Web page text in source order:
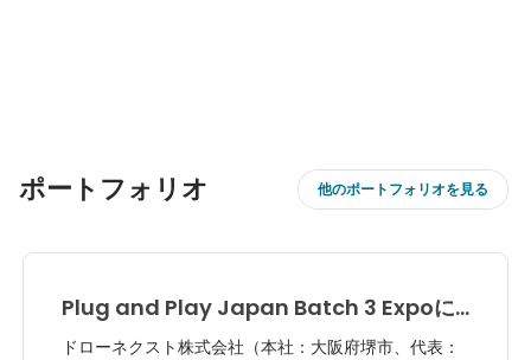
ポートフォリオ 他のポートフォリオを見る
Plug and Play Japan Batch 3 Expoに
て国内スタートアップアワードを受賞しま
ドローネクスト株式会社（本社：大阪府堺市、代表：